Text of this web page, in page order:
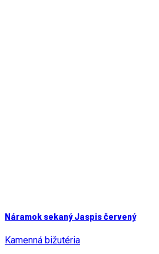
Náramok sekaný Jaspis červený
Kamenná bižutéria